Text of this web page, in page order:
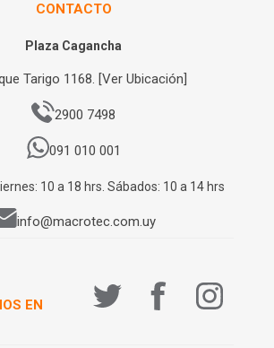
CONTACTO
Plaza Cagancha
Tarigo 1168. [Ver Ubicación]
2900 7498
091 010 001
10 a 18 hrs. Sábados: 10 a 14 hrs
info@macrotec.com.uy
EN